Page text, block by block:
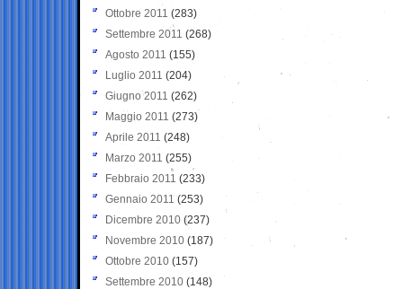
Ottobre 2011 (283)
Settembre 2011 (268)
Agosto 2011 (155)
Luglio 2011 (204)
Giugno 2011 (262)
Maggio 2011 (273)
Aprile 2011 (248)
Marzo 2011 (255)
Febbraio 2011 (233)
Gennaio 2011 (253)
Dicembre 2010 (237)
Novembre 2010 (187)
Ottobre 2010 (157)
Settembre 2010 (148)